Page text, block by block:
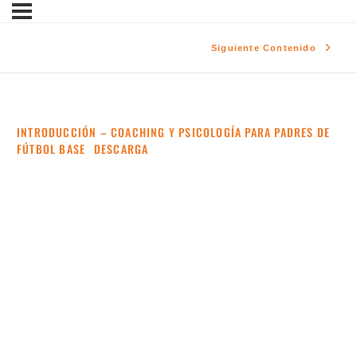
Siguiente Contenido
INTRODUCCIÓN – COACHING Y PSICOLOGÍA PARA PADRES DE
FÚTBOL BASE DESCARGA